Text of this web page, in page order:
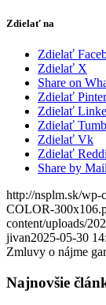
Zdielať na
Zdielať
Zdielať X
Share on
Zdielať
Zdielať
Zdielať
Zdielať Vk
Zdielať
Share by Mail
http://nsplm.sk/
COLOR-
content/uploads/
jivan2025-05-30
Zmluvy o nájme
Najnovšie